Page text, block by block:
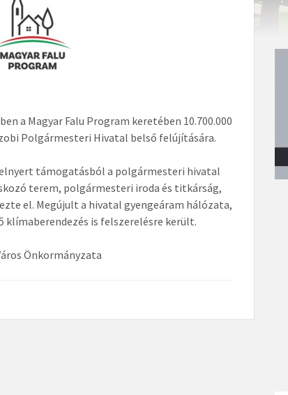
a Magyar Falu Program keretében 10.700.000
Polgármesteri Hivatal belső felújítására.
támogatásból a polgármesteri hivatal
terem, polgármesteri iroda és titkárság,
el. Megújult a hivatal gyengeáram hálózata,
is felszerelésre került.
Önkormányzata